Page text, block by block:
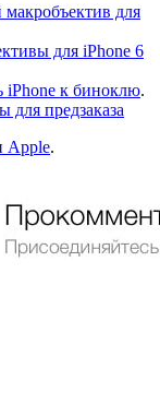
для
для iPhone 6
iPhone к биноклю.
предзаказа
Apple.